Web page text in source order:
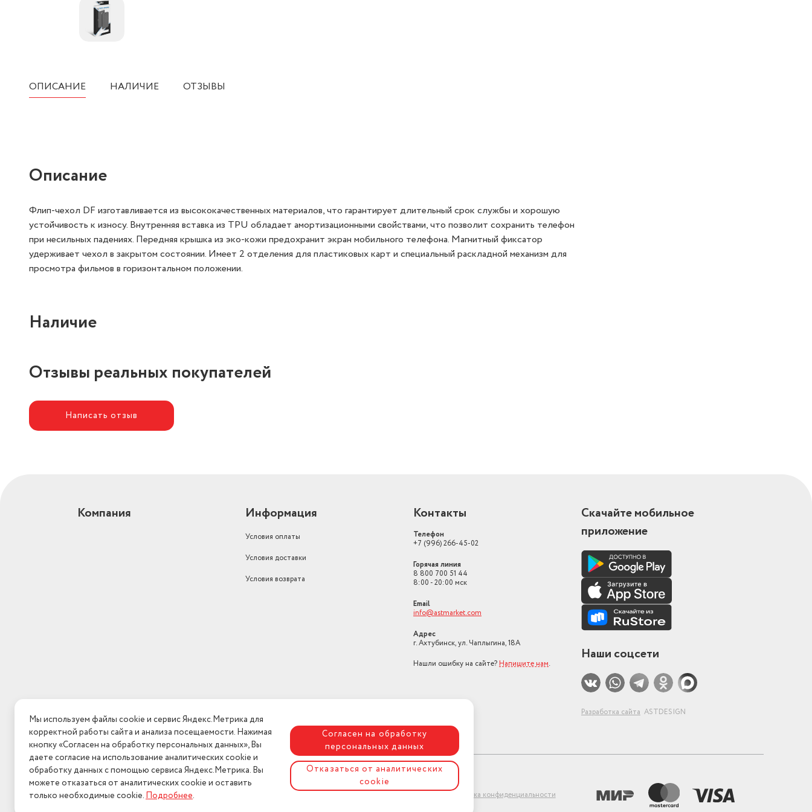
ОПИСАНИЕ НАЛИЧИЕ ОТЗЫВЫ
Описание
Флип-чехол DF изготавливается из высококачественных материалов, что гарантирует длительный срок службы и хорошую
устойчивость к износу. Внутренняя вставка из TPU обладает амортизационными свойствами, что позволит сохранить телефон
при несильных падениях. Передняя крышка из эко-кожи предохранит экран мобильного телефона. Магнитный фиксатор
удерживает чехол в закрытом состоянии. Имеет 2 отделения для пластиковых карт и специальный раскладной механизм для
просмотра фильмов в горизонтальном положении.
Наличие
Отзывы реальных покупателей
Написать отзыв
Компания Информация
Условия оплаты
Условия доставки
Условия возврата
Контакты
Телефон
+7 (996) 266-45-02
Горячая линия
8 800 700 51 44
8:00 - 20:00 мск
Email
info@astmarket.com
Адрес
г. Ахтубинск, ул. Чаплыгина, 18А
Нашли ошибку на сайте? Напишите нам.
Скачайте мобильное
приложение
Наши соцсети
Разработка сайта ASTDESIGN
Политика конфиденциальности
Мы используем файлы cookie и сервис Яндекс.Метрика для
корректной работы сайта и анализа посещаемости. Нажимая
кнопку «Согласен на обработку персональных данных», Вы
даете согласие на использование аналитических cookie и
обработку данных с помощью сервиса Яндекс.Метрика. Вы
можете отказаться от аналитических cookie и оставить
только необходимые cookie.Подробнее.
Согласен на обработку
персональных данных
Отказаться от аналитических
cookie